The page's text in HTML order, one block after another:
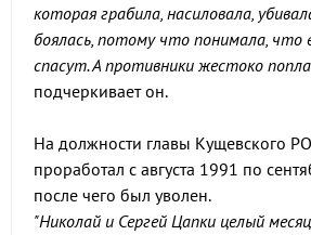
которая грабила, насиловала,
боялась, потому что понимала,
спасут. А противники жестоко
подчеркивает он.
На должности главы Кущевского
проработал с августа 1991 по
после чего был уволен.
"Николай и Сергей Цапки целый